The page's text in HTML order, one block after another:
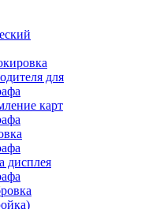
для
карт
дисплея